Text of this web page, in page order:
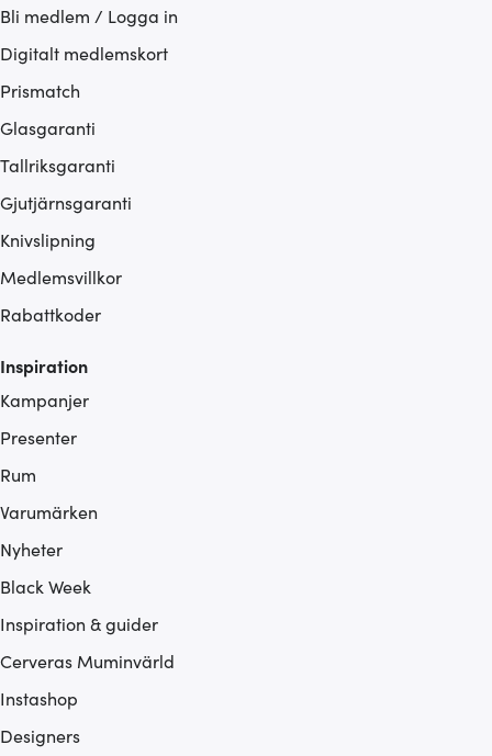
Bli medlem / Logga in
Digitalt medlemskort
Prismatch
Glasgaranti
Tallriksgaranti
Gjutjärnsgaranti
Knivslipning
Medlemsvillkor
Rabattkoder
Inspiration
Kampanjer
Presenter
Rum
Varumärken
Nyheter
Black Week
Inspiration & guider
Cerveras Muminvärld
Instashop
Designers